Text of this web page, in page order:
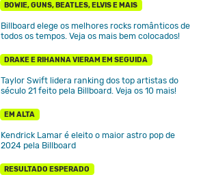
BOWIE, GUNS, BEATLES, ELVIS E MAIS
Billboard elege os melhores rocks românticos de
todos os tempos. Veja os mais bem colocados!
DRAKE E RIHANNA VIERAM EM SEGUIDA
Taylor Swift lidera ranking dos top artistas do
século 21 feito pela Billboard. Veja os 10 mais!
EM ALTA
Kendrick Lamar é eleito o maior astro pop de
2024 pela Billboard
RESULTADO ESPERADO